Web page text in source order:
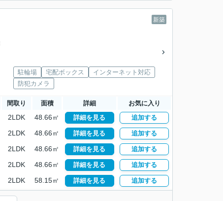
新築
駐輪場 宅配ボックス
インターネット対応
防犯カメラ
間取り 面積 詳細 お気に入り
2LDK 48.66㎡ 詳細を見る 追加する
2LDK 48.66㎡ 詳細を見る 追加する
2LDK 48.66㎡ 詳細を見る 追加する
2LDK 48.66㎡ 詳細を見る 追加する
2LDK 58.15㎡ 詳細を見る 追加する